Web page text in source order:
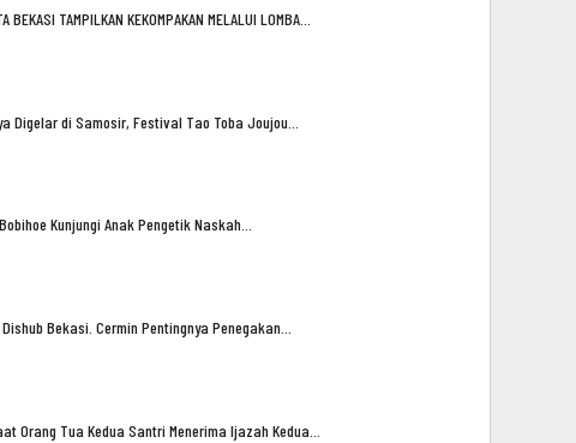
BEKASI TAMPILKAN KEKOMPAKAN MELALUI LOMBA…
Digelar di Samosir, Festival Tao Toba Joujou…
Kunjungi Anak Pengetik Naskah…
Bekasi. Cermin Pentingnya Penegakan…
Orang Tua Kedua Santri Menerima Ijazah Kedua…